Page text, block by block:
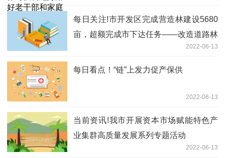
每日关注!市开发区完成营造林建设5680
亩，超额完成市下达任务——改造道路林
2022-06-13
每日看点！“链”上发力促产保供
2022-06-13
当前资讯!我市开展资本市场赋能特色产
业集群高质量发展系列专题活动
2022-06-13